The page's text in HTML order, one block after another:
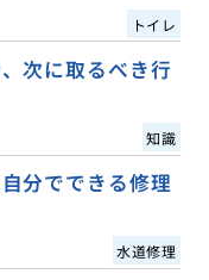
トイレ
次に取るべき行
知識
分でできる修理
水道修理